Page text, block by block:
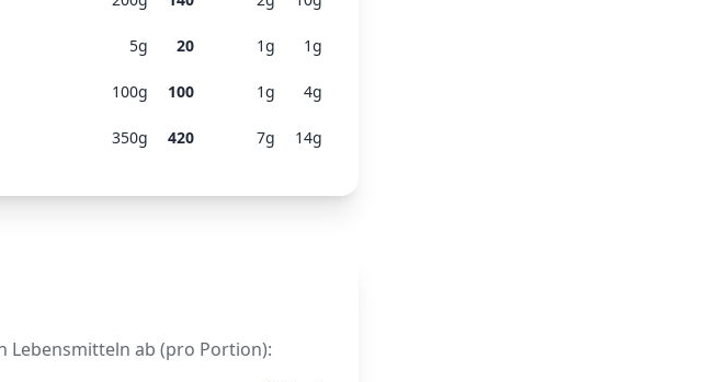
5g 20 1g 1g
100g 100 1g 4g
350g 420 7g 14g
Lebensmitteln ab (pro Portion):